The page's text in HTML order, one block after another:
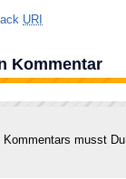
URI
Kommentar
musst Du